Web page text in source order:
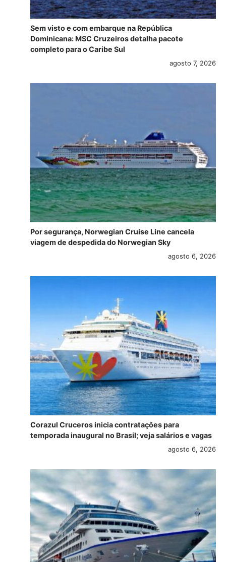
Sem visto e com embarque na República
Dominicana: MSC Cruzeiros detalha pacote
completo para o Caribe Sul
agosto 7, 2026
Por segurança, Norwegian Cruise Line cancela
viagem de despedida do Norwegian Sky
agosto 6, 2026
Corazul Cruceros inicia contratações para
temporada inaugural no Brasil; veja salários e vagas
agosto 6, 2026